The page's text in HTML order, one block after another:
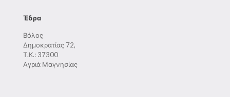
Έδρα
Βόλος
Δημοκρατίας 72,
Τ.Κ.: 37300
Αγριά Μαγνησίας